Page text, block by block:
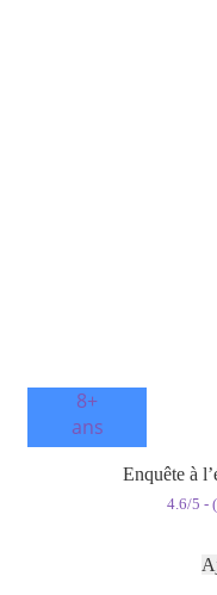
8+
ans
Enquête à
4.6/5 -